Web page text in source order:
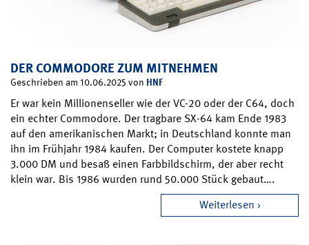
DER COMMODORE ZUM MITNEHMEN
Geschrieben am 10.06.2025 von HNF
Er war kein Millionenseller wie der VC-20 oder der C64, doch
ein echter Commodore. Der tragbare SX-64 kam Ende 1983
auf den amerikanischen Markt; in Deutschland konnte man
ihn im Frühjahr 1984 kaufen. Der Computer kostete knapp
3.000 DM und besaß einen Farbbildschirm, der aber recht
klein war. Bis 1986 wurden rund 50.000 Stück gebaut….
Weiterlesen